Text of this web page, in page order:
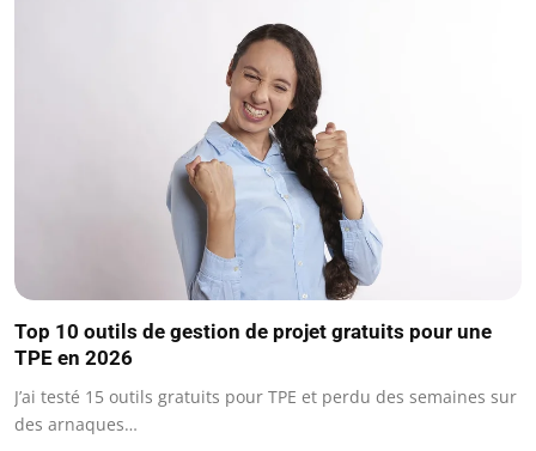
Top 10 outils de gestion de projet gratuits pour une
TPE en 2026
J’ai testé 15 outils gratuits pour TPE et perdu des semaines sur
des arnaques…